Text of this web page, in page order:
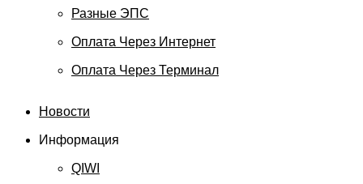
Разные ЭПС
Оплата Через Интернет
Оплата Через Терминал
Новости
Информация
QIWI